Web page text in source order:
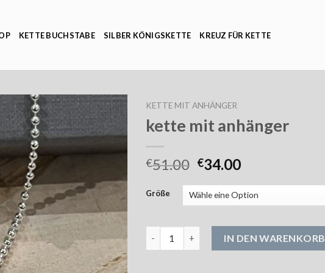
KETTE BUCHSTABE SILBER KÖNIGSKETTE KREUZ FÜR KETTE
KETTE MIT ANHÄNGER
kette mit anhänger
€51.00 €34.00
Größe
IN DEN WARENKORB